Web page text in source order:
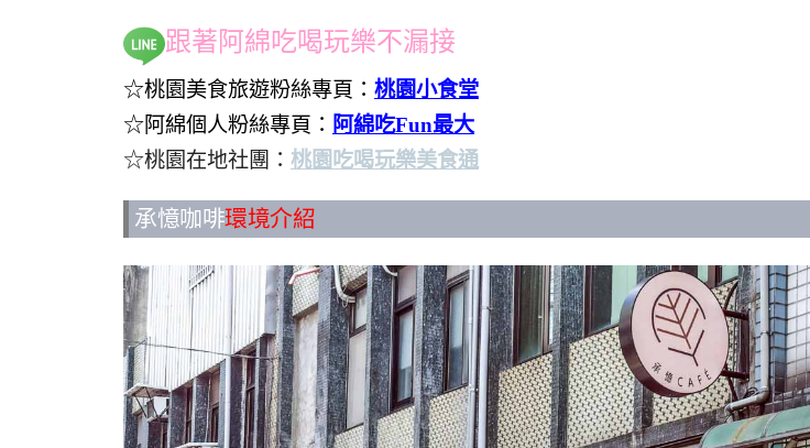
跟著阿綿吃喝玩樂不漏接
☆桃園美食旅遊粉絲專頁： 桃園小食堂
☆阿綿個人粉絲專頁： 阿綿吃Fun最大
☆桃園在地社團： 桃園吃喝玩樂美食通
承憶咖啡環境介紹